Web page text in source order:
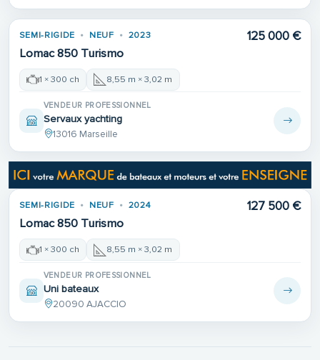
SEMI-RIGIDE NEUF 2023
Lomac 850 Turismo
125 000 €
1 × 300 ch 8,55 m × 3,02 m
VENDEUR PROFESSIONNEL
Servaux yachting
13016 Marseille
SEMI-RIGIDE NEUF 2024
Lomac 850 Turismo
127 500 €
1 × 300 ch 8,55 m × 3,02 m
VENDEUR PROFESSIONNEL
Uni bateaux
20090 AJACCIO